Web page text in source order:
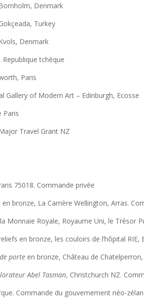
Denmark
Turkey
Denmark
tchèque
Paris
Gallery of Modern Art – Edinburgh, Ecosse
Paris
Travel Grant NZ
75018. Commande privée
bronze, La Carrière Wellington, Arras.
Monnaie Royale, Royaume Uni, le Trésor
en bronze, les couloirs de l’hôpital RIE,
porte en bronze, Château de
Abel Tasman, Christchurch NZ.
Commande du gouvernement néo-